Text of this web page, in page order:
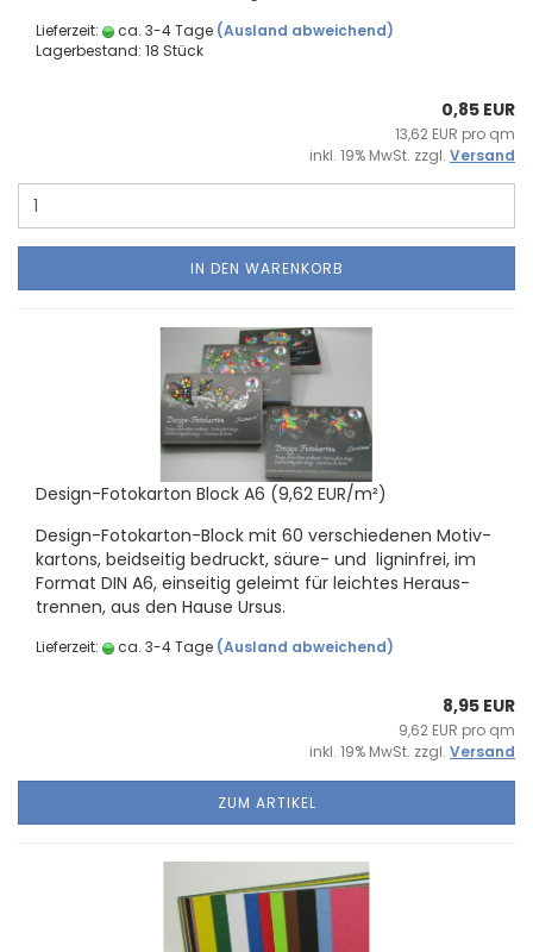
Lieferzeit: ca. 3-4 Tage (Ausland abweichend)
Lagerbestand: 18 Stück
0,85 EUR
13,62 EUR pro qm
inkl. 19% MwSt. zzgl. Versand
IN DEN WARENKORB
Design-​​Fo­to­kar­ton Block A6 (9,62 EUR/m²)
Design-​Fotokarton-Block mit 60 ver­schie­de­nen Mo­tiv­
kar­tons, beid­sei­tig be­druckt, säure-​ und li­gnin­frei, im
For­mat DIN A6, ein­sei­tig ge­leimt für leich­tes Her­aus­
tren­nen, aus den Hause Ursus.
Lieferzeit: ca. 3-4 Tage (Ausland abweichend)
8,95 EUR
9,62 EUR pro qm
inkl. 19% MwSt. zzgl. Versand
ZUM ARTIKEL